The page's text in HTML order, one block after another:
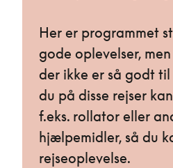
Her er programmet
gode oplevelser,
der ikke er så godt til
du på disse rejser
f.eks. rollator eller
hjælpemidler, så du
rejseoplevelse.